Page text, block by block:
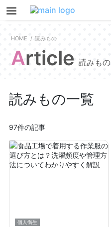
HOME 読みもの
Article 読みもの
読みもの一覧
97件の記事
個人衛生